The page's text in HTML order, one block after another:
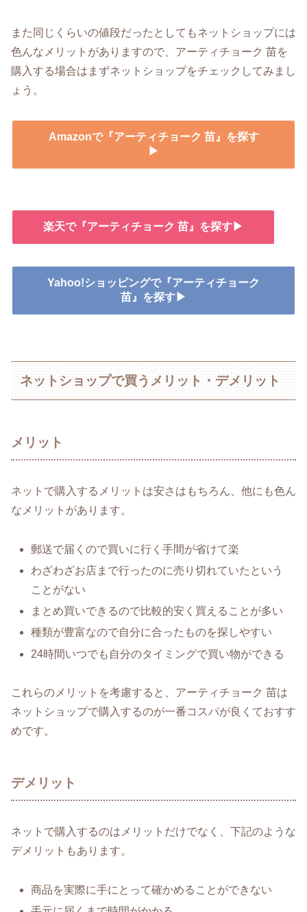
また同じくらいの値段だったとしてもネットショップには
色んなメリットがありますので、アーティチョーク 苗を
購入する場合はまずネットショップをチェックしてみまし
ょう。
Amazonで『アーティチョーク 苗』を探す
▶
楽天で『アーティチョーク 苗』を探す▶
Yahoo!ショッピングで『アーティチョーク
苗』を探す▶
ネットショップで買うメリット・デメリット
メリット
ネットで購入するメリットは安さはもちろん、他にも色ん
なメリットがあります。
郵送で届くので買いに行く手間が省けて楽
わざわざお店まで行ったのに売り切れていたという
ことがない
まとめ買いできるので比較的安く買えることが多い
種類が豊富なので自分に合ったものを探しやすい
24時間いつでも自分のタイミングで買い物ができる
これらのメリットを考慮すると、アーティチョーク 苗は
ネットショップで購入するのが一番コスパが良くておすす
めです。
デメリット
ネットで購入するのはメリットだけでなく、下記のような
デメリットもあります。
商品を実際に手にとって確かめることができない